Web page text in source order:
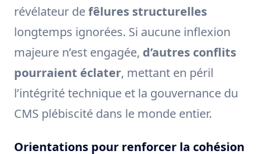
révélateur defêlures structurelles
longtemps ignorées. Si aucune inflexion
majeure n’est engagée, d’autres conflits
pourraient éclater, mettant en péril
l’intégrité technique et la gouvernance du
CMS plébiscité dans le monde entier.
Orientations pour renforcer la cohésion